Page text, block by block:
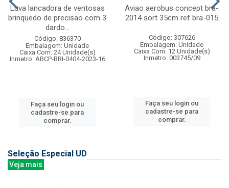
Luva lancadora de ventosas
brinquedo de precisao com 3
dardo...
Código: 836370
Embalagem: Unidade
Caixa Com: 24 Unidade(s)
Inmetro: ABCP-BRI-0404-2023-16
Faça seu login ou
cadastre-se para
comprar.
Aviao aerobus concept bra-
2014 sort 35cm ref bra-015
Código: 307626
Embalagem: Unidade
Caixa Com: 12 Unidade(s)
Inmetro: 003745/09
Faça seu login ou
cadastre-se para
comprar.
Seleção Especial UD
Veja mais